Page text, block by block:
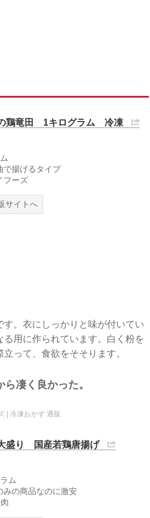
鶏竜田 1キログラム 冷凍
で揚げるタイプ
フーズ
サイトへ
。衣にしっかりと味が付いてい
用に作られています。白く粉を
って、食欲をそそります。
凄く良かった。
| 冷凍おかず 通販
り 国産若鶏唐揚げ
ム
みの商品なのに激安